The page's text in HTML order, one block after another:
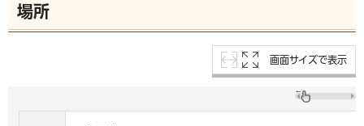
場所
画面サイズで表示